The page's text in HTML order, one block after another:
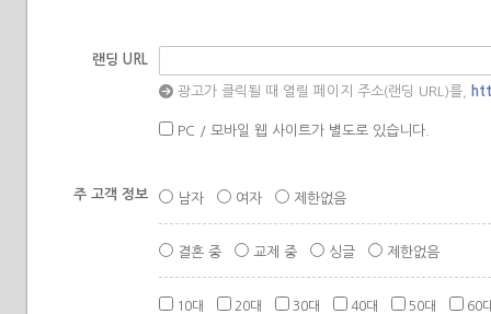
레져/스포츠
게임
취미
사무용품/판촉물
산업기기
꽃/이벤트
랜딩 URL
광고가 클릭될 때 열릴 페이지 주소(랜딩 URL)를,
PC / 모바일 웹 사이트가 별도로 있습니다.
주 고객 정보 남자 여자 제한없음
결혼 중 교제 중 싱글 제한없음
10대 20대 30대 40대 50대 60